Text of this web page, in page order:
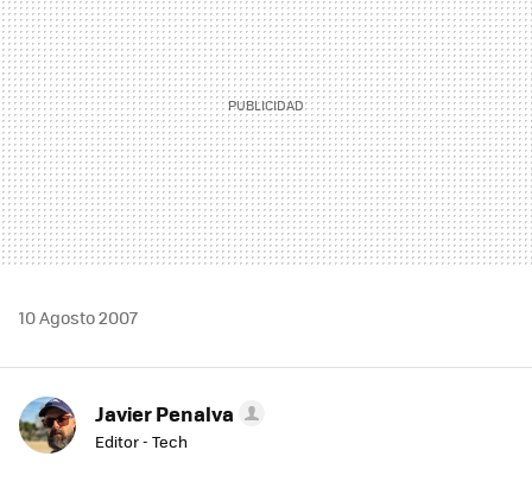
10 Agosto 2007
Javier Penalva
Editor - Tech